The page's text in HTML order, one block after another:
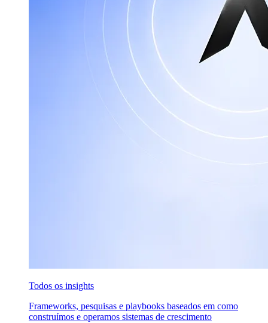
Todos os insights
Frameworks, pesquisas e playbooks baseados em como
construímos e operamos sistemas de crescimento